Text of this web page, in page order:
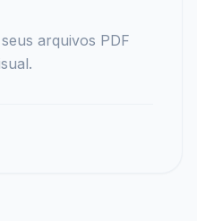
arquivos PDF